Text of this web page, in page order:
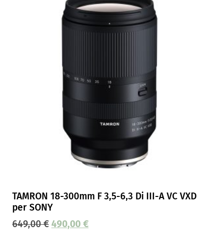
TAMRON 18-300mm F 3,5-6,3 Di III-A VC VXD
per SONY
649,00€ 490,00 €